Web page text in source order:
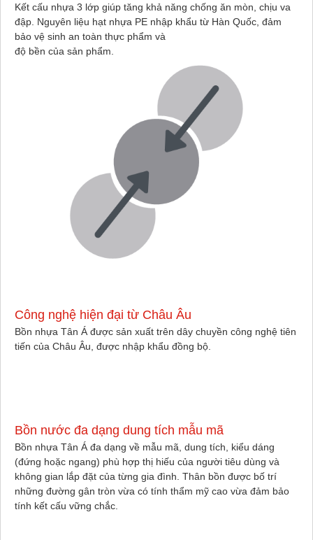
Kết cấu nhựa 3 lớp giúp tăng khả năng chống ăn mòn, chịu va
đập. Nguyên liệu hạt nhựa PE nhập khẩu từ Hàn Quốc, đảm
bảo vệ sinh an toàn thực phẩm và
độ bền của sản phẩm.
Công nghệ hiện đại từ Châu Âu
Bồn nhựa Tân Á được sản xuất trên dây chuyền công nghệ tiên
tiến của Châu Âu, được nhập khẩu đồng bộ.
Bồn nước đa dạng dung tích mẫu mã
Bồn nhựa Tân Á đa dạng về mẫu mã, dung tích, kiểu dáng
(đứng hoặc ngang) phù hợp thị hiếu của người tiêu dùng và
không gian lắp đặt của từng gia đình. Thân bồn được bố trí
những đường gân tròn vừa có tính thẩm mỹ cao vừa đảm bảo
tính kết cấu vững chắc.